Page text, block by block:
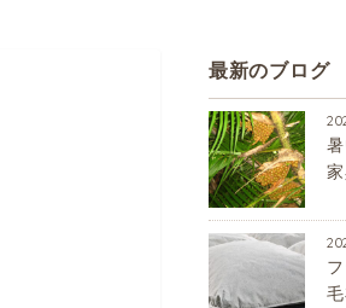
最新のブログ